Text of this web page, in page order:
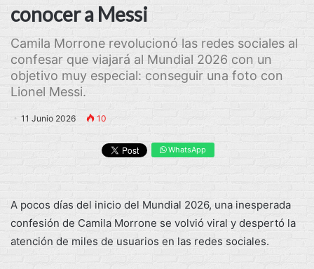
conocer a Messi
Camila Morrone revolucionó las redes sociales al
confesar que viajará al Mundial 2026 con un
objetivo muy especial: conseguir una foto con
Lionel Messi.
11 Junio 2026 10
WhatsApp
A pocos días del inicio del Mundial 2026, una inesperada
confesión de Camila Morrone se volvió viral y despertó la
atención de miles de usuarios en las redes sociales.